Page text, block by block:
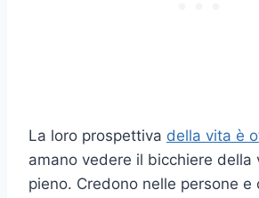
La loro prospettiva della vita è
amano vedere il bicchiere della
pieno. Credono nelle persone e